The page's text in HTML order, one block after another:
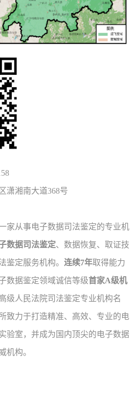
潇湘南大道368号
家从事电子数据司法鉴定的专业机
数据司法鉴定、数据恢复、取证技
鉴定服务机构。 连续7年取得能力
数据鉴定领域诚信等级首家A级机
级人民法院司法鉴定专业机构名
致力于打造精准、高效、专业的电
验室，并成为国内顶尖的电子数据
机构。